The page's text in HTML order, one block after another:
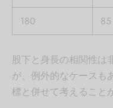
180
85
股下と身長の相関性は
が、例外的なケースも
標と併せて考えること